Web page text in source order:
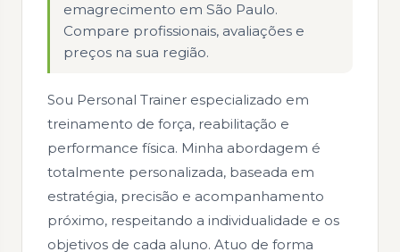
emagrecimento em São Paulo.
Compare profissionais, avaliações e
preços na sua região.
Sou Personal Trainer especializado em
treinamento de força, reabilitação e
performance física. Minha abordagem é
totalmente personalizada, baseada em
estratégia, precisão e acompanhamento
próximo, respeitando a individualidade e os
objetivos de cada aluno. Atuo de forma